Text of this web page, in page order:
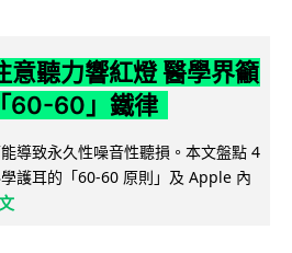
聽力響紅燈 醫學界籲
60-60」鐵律
導致永久性噪音性聽損。本文盤點 4
護耳的「60-60 原則」及 Apple 內